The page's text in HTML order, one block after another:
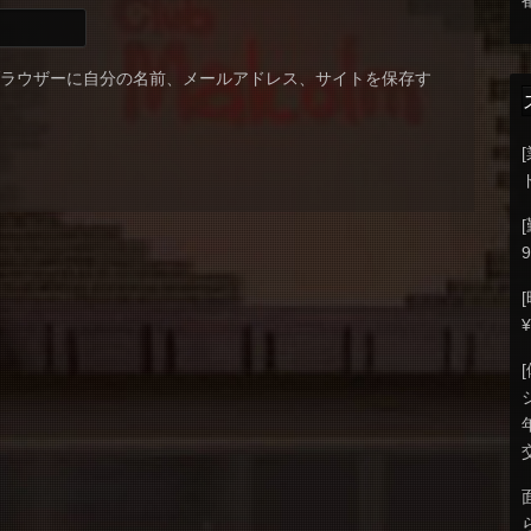
ウザーに自分の名前、メールアドレス、サイトを保存す
[
[
[
[